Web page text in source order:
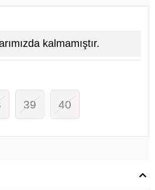
kalmamıştır.
39 40